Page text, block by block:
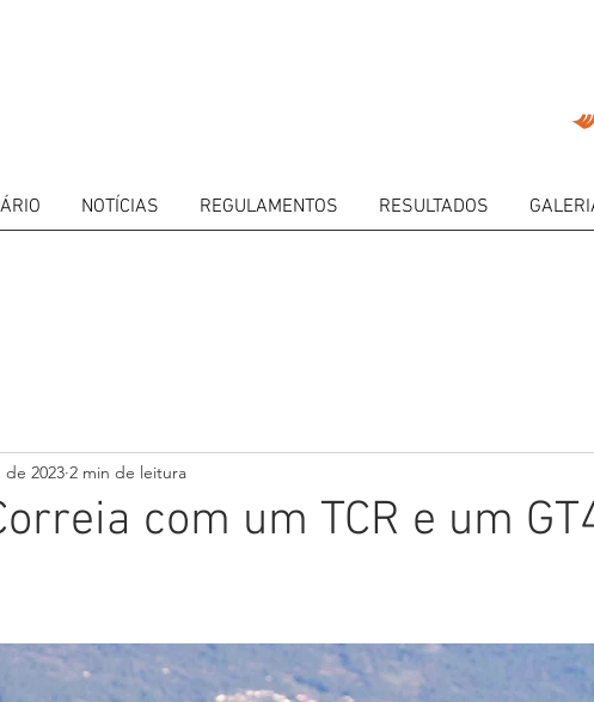
NOTÍCIAS REGULAMENTOS RESULTADOS
com um TCR e um
de 2023 2 min de leitura